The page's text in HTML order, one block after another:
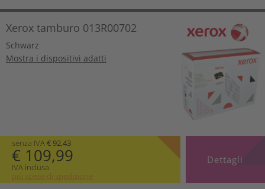
Xerox tamburo 013R00702
Schwarz
Mostra i dispositivi adatti
senza IVA € 92,43
€ 109,99
IVA inclusa.
più spese di spedizione
Dettagli